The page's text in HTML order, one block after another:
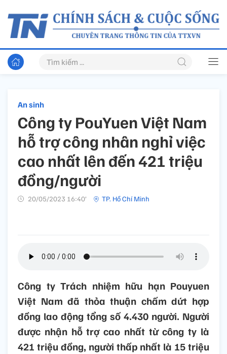
An sinh
Công ty PouYuen Việt Nam
hỗ trợ công nhân nghỉ việc
cao nhất lên đến 421 triệu
đồng/người
20/05/2023 16:40’ TP. Hồ Chí Minh
Công ty Trách nhiệm hữu hạn Pouyuen
Việt Nam đã thỏa thuận chấm dứt hợp
đồng lao động tổng số 4.430 người. Người
được nhận hỗ trợ cao nhất từ công ty là
421 triệu đồng, người thấp nhất là 15 triệu